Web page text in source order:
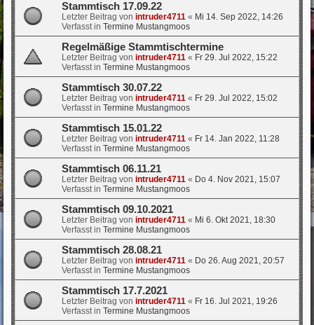
Stammtisch 17.09.22
Letzter Beitrag von intruder4711 « Mi 14. Sep 2022, 14:26
Verfasst in Termine Mustangmoos
Regelmäßige Stammtischtermine
Letzter Beitrag von intruder4711 « Fr 29. Jul 2022, 15:22
Verfasst in Termine Mustangmoos
Stammtisch 30.07.22
Letzter Beitrag von intruder4711 « Fr 29. Jul 2022, 15:02
Verfasst in Termine Mustangmoos
Stammtisch 15.01.22
Letzter Beitrag von intruder4711 « Fr 14. Jan 2022, 11:28
Verfasst in Termine Mustangmoos
Stammtisch 06.11.21
Letzter Beitrag von intruder4711 « Do 4. Nov 2021, 15:07
Verfasst in Termine Mustangmoos
Stammtisch 09.10.2021
Letzter Beitrag von intruder4711 « Mi 6. Okt 2021, 18:30
Verfasst in Termine Mustangmoos
Stammtisch 28.08.21
Letzter Beitrag von intruder4711 « Do 26. Aug 2021, 20:57
Verfasst in Termine Mustangmoos
Stammtisch 17.7.2021
Letzter Beitrag von intruder4711 « Fr 16. Jul 2021, 19:26
Verfasst in Termine Mustangmoos